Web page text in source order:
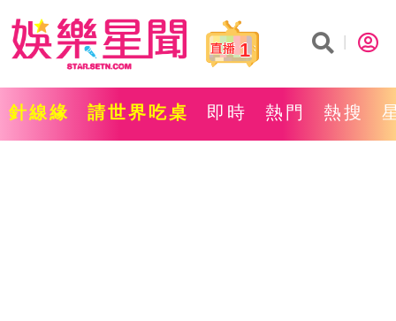
1
針線緣 請世界吃桌 即時 熱門 熱搜